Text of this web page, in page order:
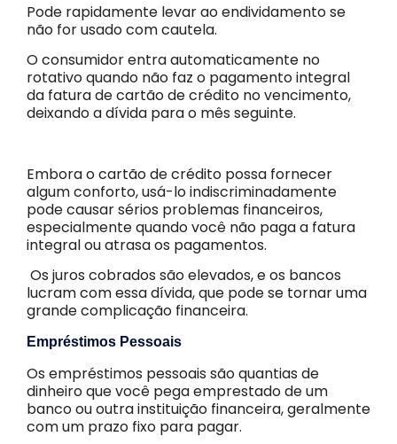
Pode rapidamente levar ao endividamento se
não for usado com cautela.
O consumidor entra automaticamente no
rotativo quando não faz o pagamento integral
da fatura de cartão de crédito no vencimento,
deixando a dívida para o mês seguinte.
Embora o cartão de crédito possa fornecer
algum conforto, usá-lo indiscriminadamente
pode causar sérios problemas financeiros,
especialmente quando você não paga a fatura
integral ou atrasa os pagamentos.
Os juros cobrados são elevados, e os bancos
lucram com essa dívida, que pode se tornar uma
grande complicação financeira.
Empréstimos Pessoais
Os empréstimos pessoais são quantias de
dinheiro que você pega emprestado de um
banco ou outra instituição financeira, geralmente
com um prazo fixo para pagar.